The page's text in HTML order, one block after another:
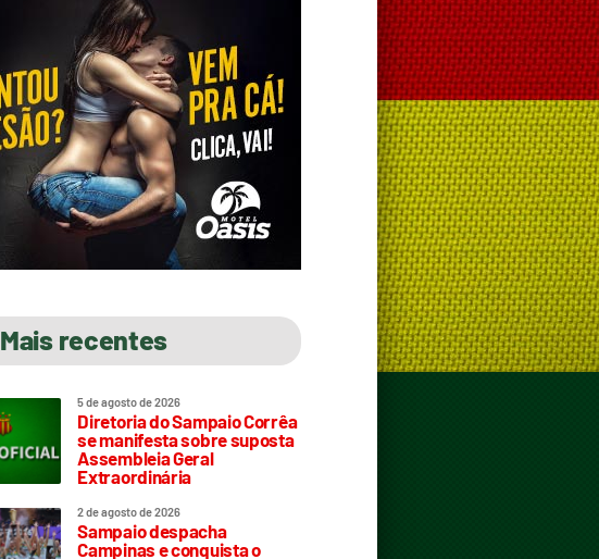
Mais recentes
5 de agosto de 2026
Diretoria do Sampaio Corrêa
se manifesta sobre suposta
Assembleia Geral
Extraordinária
2 de agosto de 2026
Sampaio despacha
Campinas e conquista o